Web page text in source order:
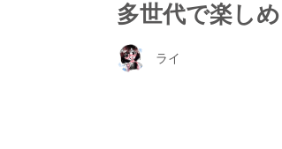
多世代で楽し
ライ